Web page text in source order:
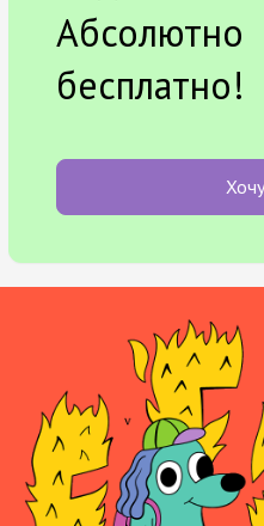
Абсолютно
бесплатно!